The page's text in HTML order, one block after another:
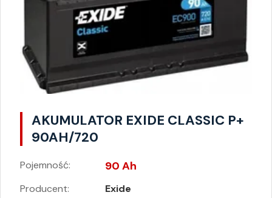
AKUMULATOR EXIDE CLASSIC P+
90AH/720
Pojemność: 90 Ah
Producent: Exide